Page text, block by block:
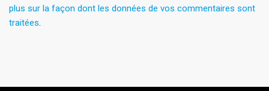
plus sur la façon dont les données de vos commentaires sont
traitées